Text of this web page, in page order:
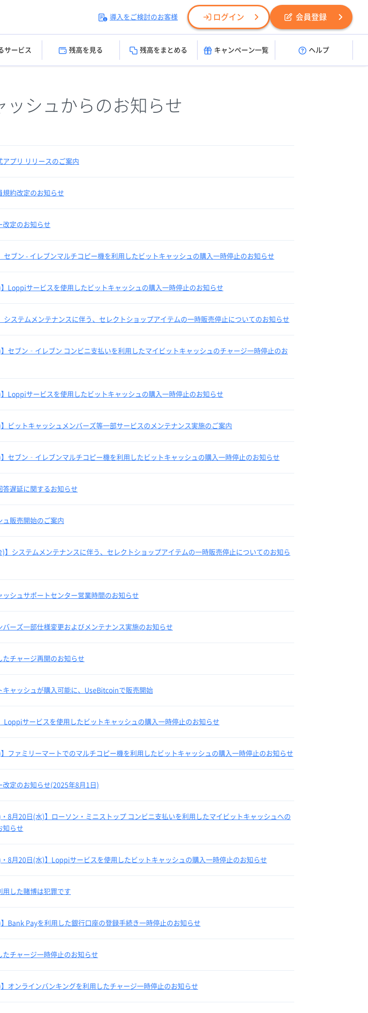
導入をご検討のお客様 ログイン 会員登録
サービス 残高を見る 残高をまとめる キャンペーン一覧 ヘルプ
ッシュからのお知らせ
アプリ リリースのご案内
規約改定のお知らせ
改定のお知らせ
セブン - イレブンマルチコピー機を利用したビットキャッシュの購入一時停止のお知らせ
】Loppiサービスを使用したビットキャッシュの購入一時停止のお知らせ
システムメンテナンスに伴う、セレクトショップアイテムの一時販売停止についてのお知らせ
】セブン‐イレブン コンビニ支払いを利用したマイビットキャッシュのチャージ一時停止のお
】Loppiサービスを使用したビットキャッシュの購入一時停止のお知らせ
】ビットキャッシュメンバーズ等一部サービスのメンテナンス実施のご案内
】セブン‐イレブンマルチコピー機を利用したビットキャッシュの購入一時停止のお知らせ
答遅延に関するお知らせ
ュ販売開始のご案内
)】システムメンテナンスに伴う、セレクトショップアイテムの一時販売停止についてのお知ら
ッシュサポートセンター営業時間のお知らせ
バーズ一部仕様変更およびメンテナンス実施のお知らせ
たチャージ再開のお知らせ
キャッシュが購入可能に、UseBitcoinで販売開始
Loppiサービスを使用したビットキャッシュの購入一時停止のお知らせ
】ファミリーマートでのマルチコピー機を利用したビットキャッシュの購入一時停止のお知らせ
改定のお知らせ(2025年8月1日)
・8月20日(水)】ローソン・ミニストップ コンビニ支払いを利用したマイビットキャッシュへの
知らせ
・8月20日(水)】Loppiサービスを使用したビットキャッシュの購入一時停止のお知らせ
用した賭博は犯罪です
】Bank Payを利用した銀行口座の登録手続き一時停止のお知らせ
たチャージ一時停止のお知らせ
】オンラインバンキングを利用したチャージ一時停止のお知らせ